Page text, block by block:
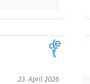
23. April 2026